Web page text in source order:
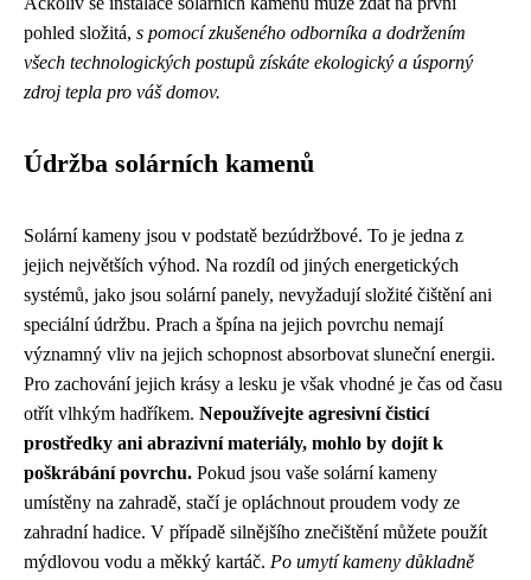
pohled složitá, s pomocí zkušeného odborníka a dodržením
všech technologických postupů získáte ekologický a úsporný
zdroj tepla pro váš domov.
Údržba solárních kamenů
Solární kameny jsou v podstatě bezúdržbové. To je jedna z
jejich největších výhod. Na rozdíl od jiných energetických
systémů, jako jsou solární panely, nevyžadují složité čištění ani
speciální údržbu. Prach a špína na jejich povrchu nemají
významný vliv na jejich schopnost absorbovat sluneční energii.
Pro zachování jejich krásy a lesku je však vhodné je čas od času
otřít vlhkým hadříkem. Nepoužívejte agresivní čisticí
prostředky ani abrazivní materiály, mohlo by dojít k
poškrábání povrchu. Pokud jsou vaše solární kameny
umístěny na zahradě, stačí je opláchnout proudem vody ze
zahradní hadice. V případě silnějšího znečištění můžete použít
mýdlovou vodu a měkký kartáč. Po umytí kameny důkladně